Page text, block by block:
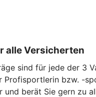
alle Versicherten
sind für jede der 3
bzw. -
und berät Sie gern zu